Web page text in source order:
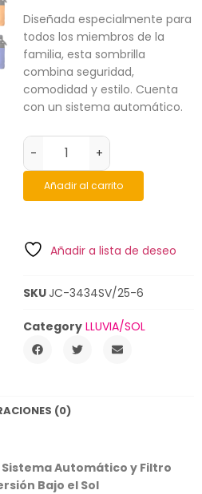
Diseñada especialmente para
todos los miembros de la
familia, esta sombrilla
combina seguridad,
comodidad y estilo. Cuenta
con un sistema automático.
- +
Añadir al carrito
Añadir a lista de deseo
SKUJC-3434SV/25-6
Category LLUVIA/SOL
(0)
Automático y Filtro
Bajo el Sol